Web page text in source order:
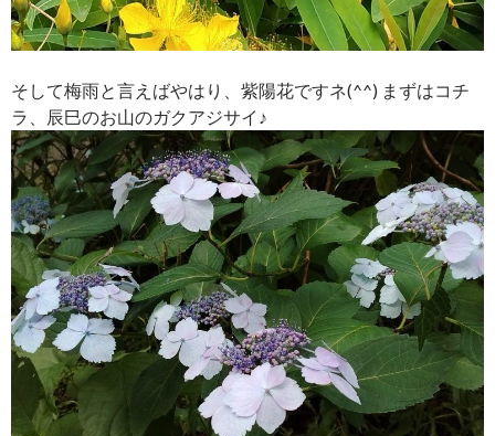
そして梅雨と言えばやはり、紫陽花ですネ(^^) まずはコチ
ラ、辰巳のお山のガクアジサイ♪